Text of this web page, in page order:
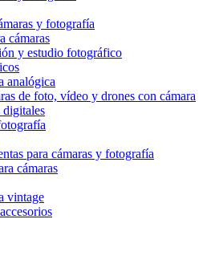
y fotografía
cámaras
y estudio fotográfico
analógica
de foto, vídeo y drones con cámara
digitales
para cámaras y fotografía
cámaras
vintage